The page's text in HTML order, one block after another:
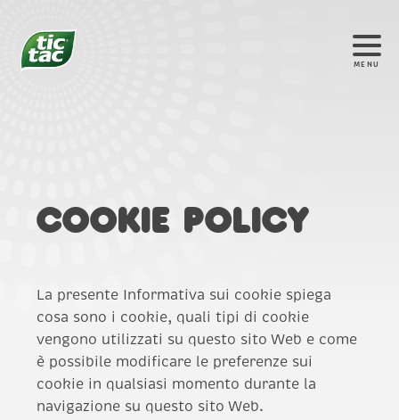
MENU
Cookie Policy
La presente Informativa sui cookie spiega
cosa sono i cookie, quali tipi di cookie
vengono utilizzati su questo sito Web e come
è possibile modificare le preferenze sui
cookie in qualsiasi momento durante la
navigazione su questo sito Web.